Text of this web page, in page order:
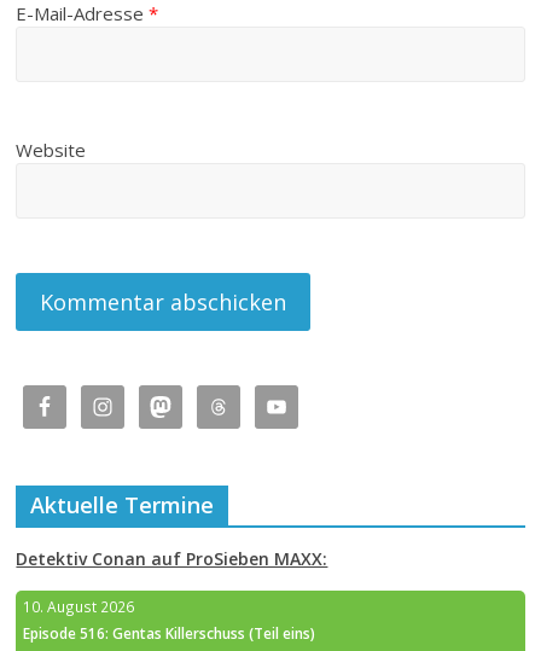
E-Mail-Adresse*
Website
Aktuelle Termine
Detektiv Conan auf ProSieben MAXX:
10. August 2026
Episode 516: Gentas Killerschuss (Teil eins)